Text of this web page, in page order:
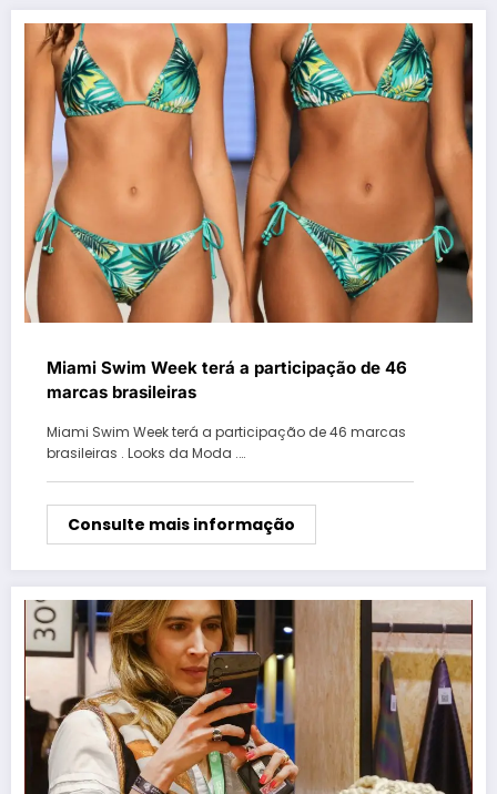
Miami Swim Week terá a participação de 46
marcas brasileiras
Miami Swim Week terá a participação de 46 marcas
brasileiras . Looks da Moda .…
Consulte mais informação